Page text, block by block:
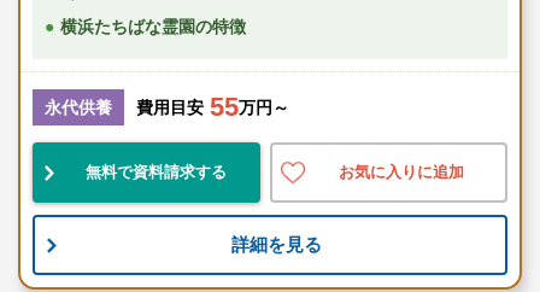
横浜たちばな霊園の特徴
永代供養 費用目安 55万円～
無料で資料請求する お気に入りに追加
詳細を見る